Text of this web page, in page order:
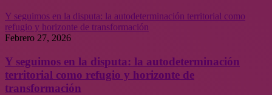
Y seguimos en la disputa: la autodeterminación territorial como
refugio y horizonte de transformación
Febrero 27, 2026
Y seguimos en la disputa: la autodeterminación
territorial como refugio y horizonte de
transformación